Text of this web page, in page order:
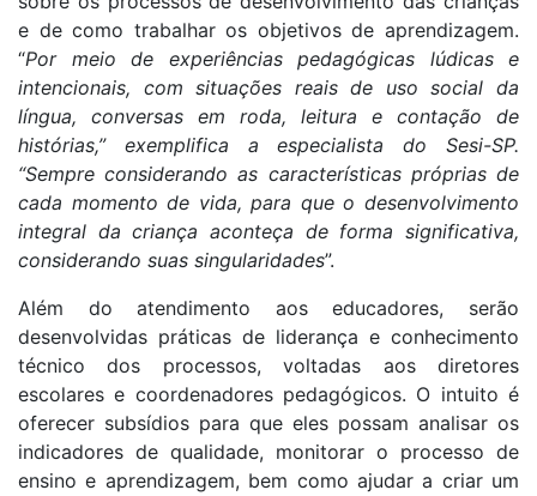
e de como trabalhar os objetivos de aprendizagem.
“Por meio de experiências pedagógicas lúdicas e
intencionais, com situações reais de uso social da
língua, conversas em roda, leitura e contação de
histórias,” exemplifica a especialista do Sesi-SP.
“Sempre considerando as características próprias de
cada momento de vida, para que o desenvolvimento
integral da criança aconteça de forma significativa,
considerando suas singularidades”.
Além do atendimento aos educadores, serão
desenvolvidas práticas de liderança e conhecimento
técnico dos processos, voltadas aos diretores
escolares e coordenadores pedagógicos. O intuito é
oferecer subsídios para que eles possam analisar os
indicadores de qualidade, monitorar o processo de
ensino e aprendizagem, bem como ajudar a criar um